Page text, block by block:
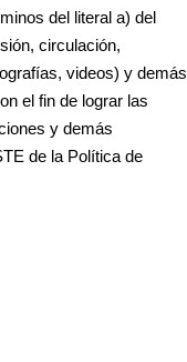
del literal a) del
circulación,
videos) y demás
el fin de lograr las
y demás
de la Política de